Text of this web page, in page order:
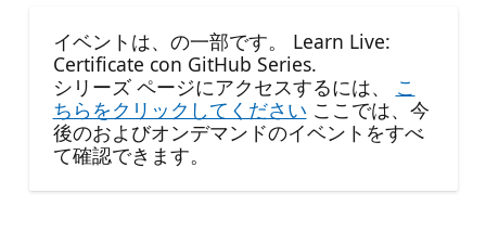
イベントは、の一部です。 Learn Live:
Certificate con GitHub Series.
シリーズ ページにアクセスするには、
こ
ちらをクリックしてください ここでは、今
後のおよびオンデマンドのイベントをすべ
て確認できます。